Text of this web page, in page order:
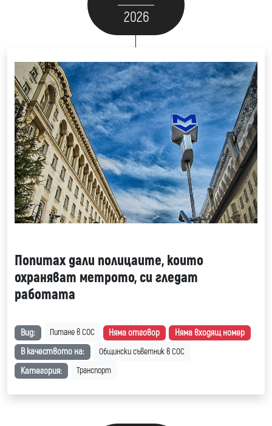
2026
Попитах дали полицаите, които
охраняват метрото, си гледат
работата
Вид: Питане в СОС Няма отговор
Няма входящ номер
В качеството на:
Общински съветник в СОС
Категория: Транспорт